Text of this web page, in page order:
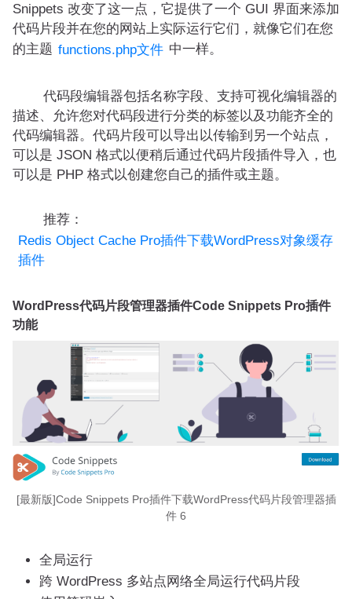
Snippets 改变了这一点，它提供了一个 GUI 界面来添加
代码片段并在您的网站上实际运行它们，就像它们在您
的主题 functions.php文件 中一样。
代码段编辑器包括名称字段、支持可视化编辑器的
描述、允许您对代码段进行分类的标签以及功能齐全的
代码编辑器。代码片段可以导出以传输到另一个站点，
可以是 JSON 格式以便稍后通过代码片段插件导入，也
可以是 PHP 格式以创建您自己的插件或主题。
推荐：
Redis Object Cache Pro插件下载WordPress对象缓存
插件
WordPress代码片段管理器插件Code Snippets Pro插件
功能
[最新版]Code Snippets Pro插件下载WordPress代码片段管理器插
件 6
全局运行
跨 WordPress 多站点网络全局运行代码片段